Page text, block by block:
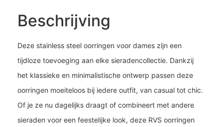
Beschrijving
Deze stainless steel oorringen voor dames zijn een
tijdloze toevoeging aan elke sieradencollectie. Dankzij
het klassieke en minimalistische ontwerp passen deze
oorringen moeiteloos bij iedere outfit, van casual tot chic.
Of je ze nu dagelijks draagt of combineert met andere
sieraden voor een feestelijke look, deze RVS oorringen